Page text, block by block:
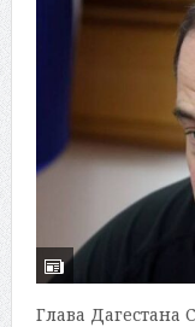
Глава Дагестана